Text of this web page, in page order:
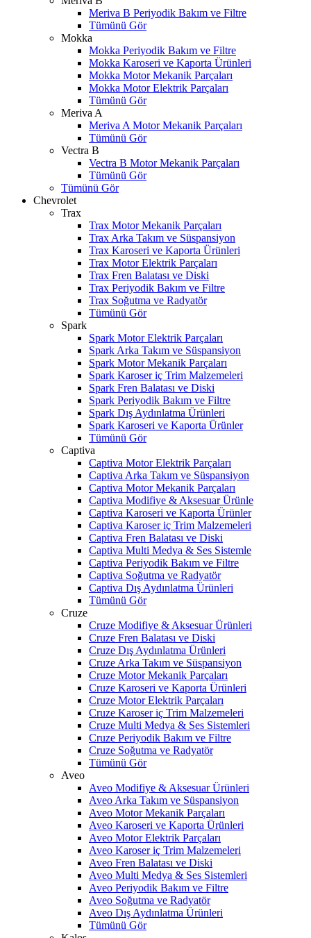
Meriva B Periyodik Bakım ve Filtre
Tümünü Gör
Mokka
Mokka Periyodik Bakım ve Filtre
Mokka Karoseri ve Kaporta Ürünleri
Mokka Motor Mekanik Parçaları
Mokka Motor Elektrik Parçaları
Tümünü Gör
Meriva A
Meriva A Motor Mekanik Parçaları
Tümünü Gör
Vectra B
Vectra B Motor Mekanik Parçaları
Tümünü Gör
Tümünü Gör
Chevrolet
Trax
Trax Motor Mekanik Parçaları
Trax Arka Takım ve Süspansiyon
Trax Karoseri ve Kaporta Ürünleri
Trax Motor Elektrik Parçaları
Trax Fren Balatası ve Diski
Trax Periyodik Bakım ve Filtre
Trax Soğutma ve Radyatör
Tümünü Gör
Spark
Spark Motor Elektrik Parçaları
Spark Arka Takım ve Süspansiyon
Spark Motor Mekanik Parçaları
Spark Karoser iç Trim Malzemeleri
Spark Fren Balatası ve Diski
Spark Periyodik Bakım ve Filtre
Spark Dış Aydınlatma Ürünleri
Spark Karoseri ve Kaporta Ürünler
Tümünü Gör
Captiva
Captiva Motor Elektrik Parçaları
Captiva Arka Takım ve Süspansiyon
Captiva Motor Mekanik Parçaları
Captiva Modifiye & Aksesuar Ürünle
Captiva Karoseri ve Kaporta Ürünler
Captiva Karoser iç Trim Malzemeleri
Captiva Fren Balatası ve Diski
Captiva Multi Medya & Ses Sistemle
Captiva Periyodik Bakım ve Filtre
Captiva Soğutma ve Radyatör
Captiva Dış Aydınlatma Ürünleri
Tümünü Gör
Cruze
Cruze Modifiye & Aksesuar Ürünleri
Cruze Fren Balatası ve Diski
Cruze Dış Aydınlatma Ürünleri
Cruze Arka Takım ve Süspansiyon
Cruze Motor Mekanik Parçaları
Cruze Karoseri ve Kaporta Ürünleri
Cruze Motor Elektrik Parçaları
Cruze Karoser iç Trim Malzemeleri
Cruze Multi Medya & Ses Sistemleri
Cruze Periyodik Bakım ve Filtre
Cruze Soğutma ve Radyatör
Tümünü Gör
Aveo
Aveo Modifiye & Aksesuar Ürünleri
Aveo Arka Takım ve Süspansiyon
Aveo Motor Mekanik Parçaları
Aveo Karoseri ve Kaporta Ürünleri
Aveo Motor Elektrik Parçaları
Aveo Karoser iç Trim Malzemeleri
Aveo Fren Balatası ve Diski
Aveo Multi Medya & Ses Sistemleri
Aveo Periyodik Bakım ve Filtre
Aveo Soğutma ve Radyatör
Aveo Dış Aydınlatma Ürünleri
Tümünü Gör